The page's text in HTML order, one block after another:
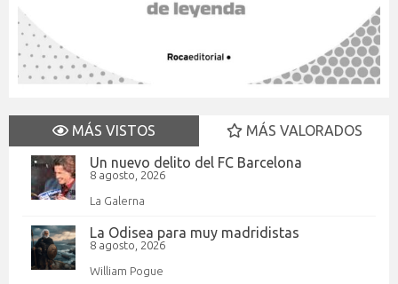
MÁS VISTOS
MÁS VALORADOS
Un nuevo delito del FC Barcelona
8 agosto, 2026
La Galerna
La Odisea para muy madridistas
8 agosto, 2026
William Pogue